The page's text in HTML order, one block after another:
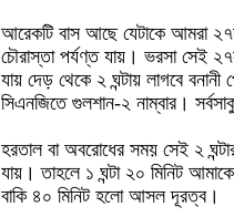
আরেকটি বাস আছে যেটাকে আমরা
চৌরাস্তা পর্যণ্ত যায়। ভরসা সেই
যায় দেড় থেকে ২ ঘন্টায় লাগবে
সিএনজিতে গুলশান-২ নাম্বার।
হরতাল বা অবরোধের সময় সেই ২
যায়। তাহলে ১ ঘন্টা ২০ মিনিট
বাকি ৪০ মিনিট হলো আসল দূরত্ব।